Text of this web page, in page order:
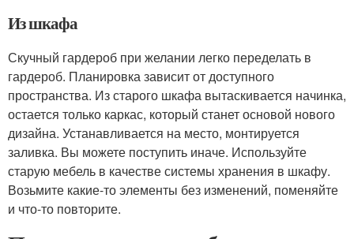
Из шкафа
Скучный гардероб при желании легко переделать в
гардероб. Планировка зависит от доступного
пространства. Из старого шкафа вытаскивается начинка,
остается только каркас, который станет основой нового
дизайна. Устанавливается на место, монтируется
заливка. Вы можете поступить иначе. Используйте
старую мебель в качестве системы хранения в шкафу.
Возьмите какие-то элементы без изменений, поменяйте
и что-то повторите.